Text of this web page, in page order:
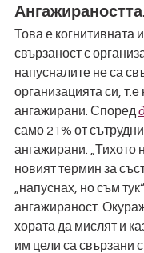
Това е когнитивната
свързаност с
напусналите не са
организацията си, т.е
ангажирани. Според
само 21% от
ангажирани. „Тихото
новият термин за
„напуснах, но съм
ангажираност.
хората да мислят и
им цели са свързани с